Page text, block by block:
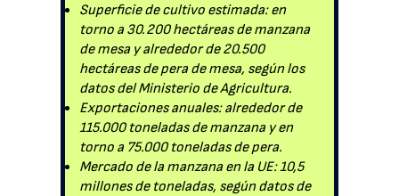
Superficie de cultivo estimada: en
torno a 30.200 hectáreas de manzana
de mesa y alrededor de 20.500
hectáreas de pera de mesa, según los
datos del Ministerio de Agricultura.
Exportaciones anuales: alrededor de
115.000 toneladas de manzana y en
torno a 75.000 toneladas de pera.
Mercado de la manzana en la UE: 10,5
millones de toneladas, según datos de